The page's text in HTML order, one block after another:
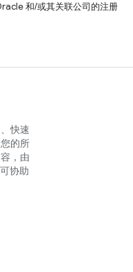
和/或其关联公司的注册
快速
的所
，由
协助